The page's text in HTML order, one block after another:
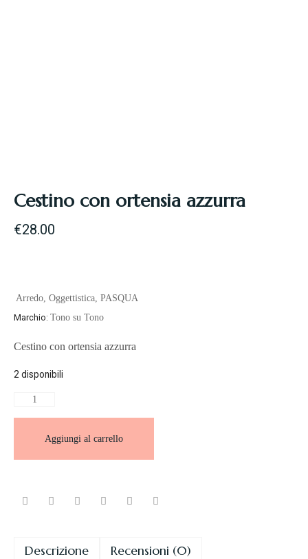
Cestino con ortensia azzurra
€28.00
Arredo, Oggettistica, PASQUA
Marchio: Tono su Tono
Cestino con ortensia azzurra
2 disponibili
Aggiungi al carrello
Descrizione Recensioni (0)